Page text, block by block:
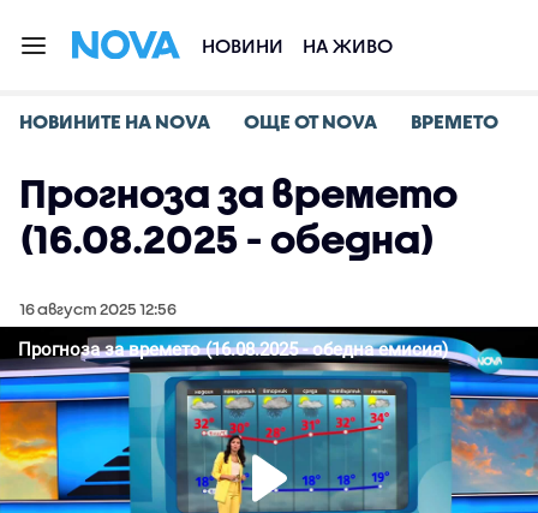
НОВИНИ НА ЖИВО
НОВИНИТЕ НА NOVA ОЩЕ ОТ NOVA ВРЕМЕТО
Прогноза за времето
(16.08.2025 - обедна)
16 август 2025 12:56